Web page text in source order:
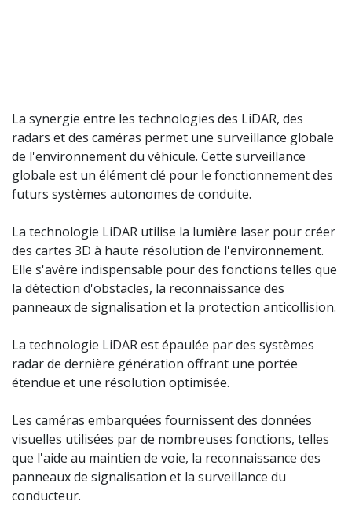
La synergie entre les technologies des LiDAR, des
radars et des caméras permet une surveillance globale
de l'environnement du véhicule. Cette surveillance
globale est un élément clé pour le fonctionnement des
futurs systèmes autonomes de conduite.
La technologie LiDAR utilise la lumière laser pour créer
des cartes 3D à haute résolution de l'environnement.
Elle s'avère indispensable pour des fonctions telles que
la détection d'obstacles, la reconnaissance des
panneaux de signalisation et la protection anticollision.
La technologie LiDAR est épaulée par des systèmes
radar de dernière génération offrant une portée
étendue et une résolution optimisée.
Les caméras embarquées fournissent des données
visuelles utilisées par de nombreuses fonctions, telles
que l'aide au maintien de voie, la reconnaissance des
panneaux de signalisation et la surveillance du
conducteur.